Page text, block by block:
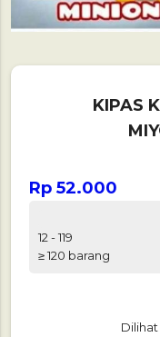
KIPAS
Rp 52.000
12 - 119
≥ 120 barang
Dilihat